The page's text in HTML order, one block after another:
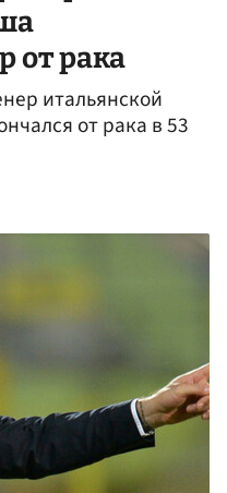
от рака
итальянской
от рака в 53